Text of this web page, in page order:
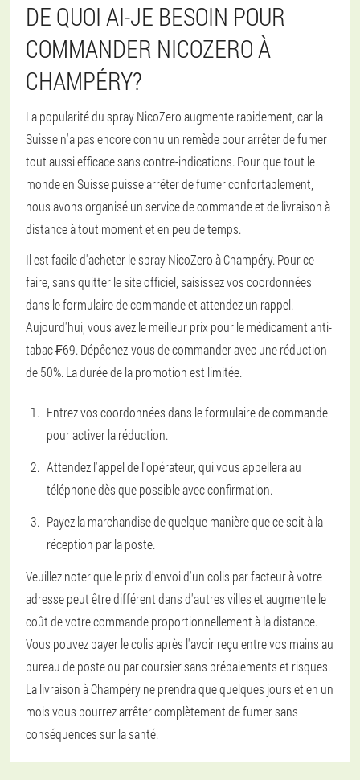
DE QUOI AI-JE BESOIN POUR
COMMANDER NICOZERO À
CHAMPÉRY?
La popularité du spray NicoZero augmente rapidement, car la
Suisse n'a pas encore connu un remède pour arrêter de fumer
tout aussi efficace sans contre-indications. Pour que tout le
monde en Suisse puisse arrêter de fumer confortablement,
nous avons organisé un service de commande et de livraison à
distance à tout moment et en peu de temps.
Il est facile d'acheter le spray NicoZero à Champéry. Pour ce
faire, sans quitter le site officiel, saisissez vos coordonnées
dans le formulaire de commande et attendez un rappel.
Aujourd'hui, vous avez le meilleur prix pour le médicament anti-
tabac ₣69. Dépêchez-vous de commander avec une réduction
de 50%. La durée de la promotion est limitée.
Entrez vos coordonnées dans le formulaire de commande
pour activer la réduction.
Attendez l'appel de l'opérateur, qui vous appellera au
téléphone dès que possible avec confirmation.
Payez la marchandise de quelque manière que ce soit à la
réception par la poste.
Veuillez noter que le prix d'envoi d'un colis par facteur à votre
adresse peut être différent dans d'autres villes et augmente le
coût de votre commande proportionnellement à la distance.
Vous pouvez payer le colis après l'avoir reçu entre vos mains au
bureau de poste ou par coursier sans prépaiements et risques.
La livraison à Champéry ne prendra que quelques jours et en un
mois vous pourrez arrêter complètement de fumer sans
conséquences sur la santé.